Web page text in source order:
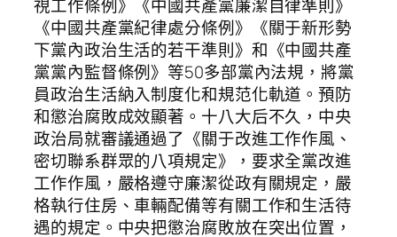
視工作條例》《中國共產黨廉潔自律準則》
《中國共產黨紀律處分條例》《關于新形勢
下黨內政治生活的若干準則》和《中國共產
黨黨內監督條例》等50多部黨內法規，將黨
員政治生活納入制度化和規范化軌道。預防
和懲治腐敗成效顯著。十八大后不久，中央
政治局就審議通過了《關于改進工作作風、
密切聯系群眾的八項規定》，要求全黨改進
工作作風，嚴格遵守廉潔從政有關規定，嚴
格執行住房、車輛配備等有關工作和生活待
遇的規定。中央把懲治腐敗放在突出位置，